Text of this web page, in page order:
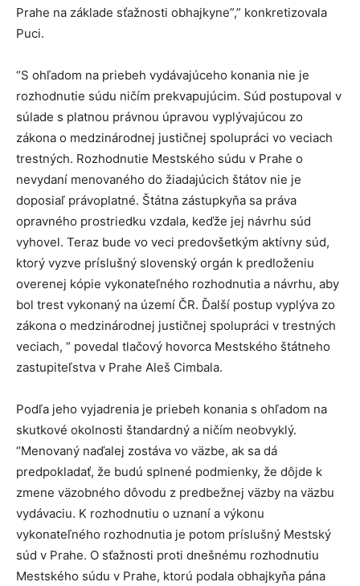
Prahe na základe sťažnosti obhajkyne”,” konkretizovala
Puci.
“S ohľadom na priebeh vydávajúceho konania nie je
rozhodnutie súdu ničím prekvapujúcim. Súd postupoval v
súlade s platnou právnou úpravou vyplývajúcou zo
zákona o medzinárodnej justičnej spolupráci vo veciach
trestných. Rozhodnutie Mestského súdu v Prahe o
nevydaní menovaného do žiadajúcich štátov nie je
doposiaľ právoplatné. Štátna zástupkyňa sa práva
opravného prostriedku vzdala, keďže jej návrhu súd
vyhovel. Teraz bude vo veci predovšetkým aktívny súd,
ktorý vyzve príslušný slovenský orgán k predloženiu
overenej kópie vykonateľného rozhodnutia a návrhu, aby
bol trest vykonaný na území ČR. Ďalší postup vyplýva zo
zákona o medzinárodnej justičnej spolupráci v trestných
veciach, ” povedal tlačový hovorca Mestského štátneho
zastupiteľstva v Prahe Aleš Cimbala.
Podľa jeho vyjadrenia je priebeh konania s ohľadom na
skutkové okolnosti štandardný a ničím neobvyklý.
“Menovaný naďalej zostáva vo väzbe, ak sa dá
predpokladať, že budú splnené podmienky, že dôjde k
zmene väzobného dôvodu z predbežnej väzby na väzbu
vydávaciu. K rozhodnutiu o uznaní a výkonu
vykonateľného rozhodnutia je potom príslušný Mestský
súd v Prahe. O sťažnosti proti dnešnému rozhodnutiu
Mestského súdu v Prahe, ktorú podala obhajkyňa pána